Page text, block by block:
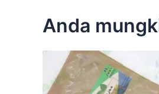
Anda
Harga
aslinya
adalah: